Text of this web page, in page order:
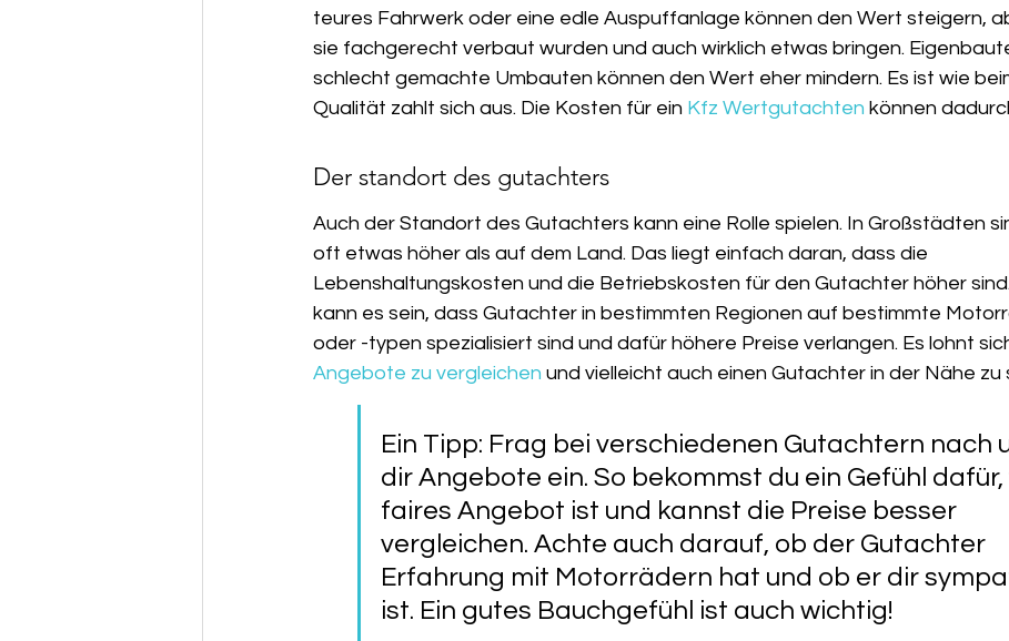
teures Fahrwerk oder eine edle Auspuffanlage können den Wert steigern,
sie fachgerecht verbaut wurden und auch wirklich etwas bringen.
schlecht gemachte Umbauten können den Wert eher mindern. Es ist wie
Qualität zahlt sich aus. Die Kosten für ein Kfz Wertgutachten können
Der standort des gutachters
Auch der Standort des Gutachters kann eine Rolle spielen. In Großstädten
oft etwas höher als auf dem Land. Das liegt einfach daran, dass die
Lebenshaltungskosten und die Betriebskosten für den Gutachter höher
kann es sein, dass Gutachter in bestimmten Regionen auf bestimmte
oder -typen spezialisiert sind und dafür höhere Preise verlangen. Es lohnt
Angebote zu vergleichen und vielleicht auch einen Gutachter in der Nähe zu
Ein Tipp: Frag bei verschiedenen Gutachtern nach
dir Angebote ein. So bekommst du ein Gefühl dafür,
faires Angebot ist und kannst die Preise besser
vergleichen. Achte auch darauf, ob der Gutachter
Erfahrung mit Motorrädern hat und ob er dir
ist. Ein gutes Bauchgefühl ist auch wichtig!